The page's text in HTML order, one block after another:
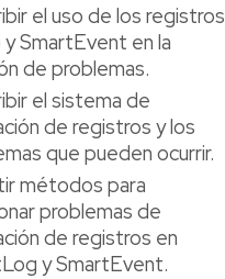
el uso de los registros
SmartEvent en la
de problemas.
el sistema de
de registros y los
que pueden ocurrir.
métodos para
problemas de
de registros en
y SmartEvent.